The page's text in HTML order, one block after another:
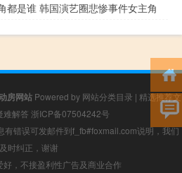
都是谁 韩国演艺圈悲惨事件女主角
房网站Powered by 网站分类目录 | 精选推荐文
难解答 浙ICP备07504242号
有错误可发邮件到f_fb#foxmail.com说明，我们
时纠正，谢谢
，不接盈利性广告及商业合作